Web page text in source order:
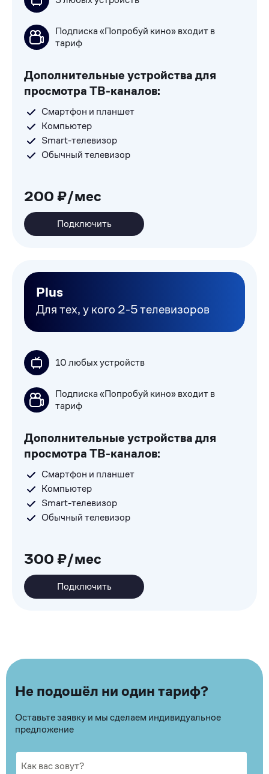
Подписка «Попробуй кино» входит в
тариф
Дополнительные устройства для
просмотра ТВ-каналов:
Смартфон и планшет
Компьютер
Smart-телевизор
Обычный телевизор
200 ₽/мес
Подключить
Plus
Для тех, у кого 2-5 телевизоров
10 любых устройств
Подписка «Попробуй кино» входит в
тариф
Дополнительные устройства для
просмотра ТВ-каналов:
Смартфон и планшет
Компьютер
Smart-телевизор
Обычный телевизор
300 ₽/мес
Подключить
Не подошёл ни один тариф?
Оставьте заявку и мы сделаем индивидуальное
предложение